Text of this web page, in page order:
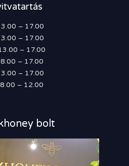
– 17.00
– 17.00
– 17.00
8.00 – 17.00
– 17.00
– 12.00
bolt